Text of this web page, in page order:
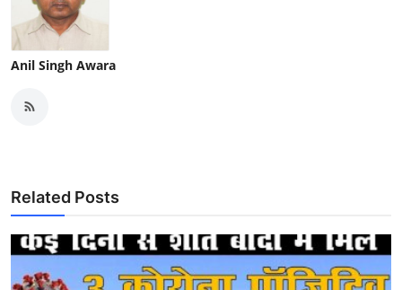
Anil Singh Awara
Related Posts